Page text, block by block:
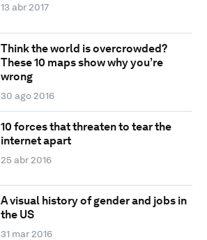
13 abr 2017
Think the world is overcrowded?
These 10 maps show why you’re
wrong
30 ago 2016
10 forces that threaten to tear the
internet apart
25 abr 2016
A visual history of gender and jobs in
the US
31 mar 2016